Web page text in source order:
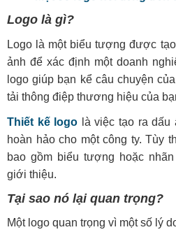
Logo là gì?
Logo là một biểu tượng được
ảnh để xác định một doanh
logo giúp bạn kể câu chuyện
tải thông điệp thương hiệu của
Thiết kế logo là việc tạo ra
hoàn hảo cho một công ty. Tùy
bao gồm biểu tượng hoặc
giới thiệu.
Tại sao nó lại quan trọng?
Một logo quan trọng vì một số lý